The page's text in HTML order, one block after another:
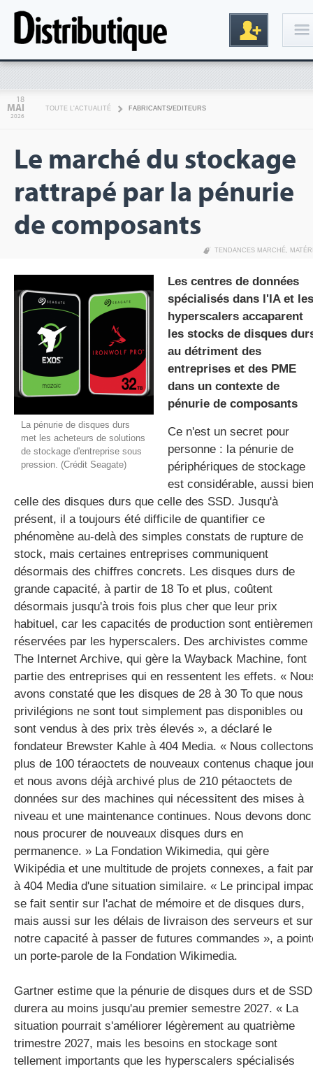
gratuite
18
MAI
2026
TOUTE L'ACTUALITÉ FABRICANTS/EDITEURS
Le marché du stockage
rattrapé par la pénurie
de composants
TENDANCES MARCHÉ,
La pénurie de disques durs
met les acheteurs de solutions
de stockage d'entreprise sous
pression. (Crédit Seagate)
Les centres de données
spécialisés dans l'IA et les
hyperscalers accaparent
les stocks de disques
au détriment des
entreprises et des PME
dans un contexte de
pénurie de composants
Ce n'est un secret pour
personne : la pénurie de
périphériques de stockage
est considérable, aussi bien
celle des disques durs que celle des SSD. Jusqu'à
présent, il a toujours été difficile de quantifier ce
phénomène au-delà des simples constats de rupture de
stock, mais certaines entreprises communiquent
désormais des chiffres concrets. Les disques durs de
grande capacité, à partir de 18 To et plus, coûtent
désormais jusqu'à trois fois plus cher que leur prix
habituel, car les capacités de production sont
réservées par les hyperscalers. Des archivistes comme
The Internet Archive, qui gère la Wayback Machine, font
partie des entreprises qui en ressentent les effets. «
avons constaté que les disques de 28 à 30 To que nous
privilégions ne sont tout simplement pas disponibles ou
sont vendus à des prix très élevés », a déclaré le
fondateur Brewster Kahle à 404 Media. « Nous collectons
plus de 100 téraoctets de nouveaux contenus chaque
et nous avons déjà archivé plus de 210 pétaoctets de
données sur des machines qui nécessitent des mises à
niveau et une maintenance continues. Nous devons donc
nous procurer de nouveaux disques durs en
permanence. » La Fondation Wikimedia, qui gère
Wikipédia et une multitude de projets connexes, a fait
à 404 Media d'une situation similaire. « Le principal
se fait sentir sur l'achat de mémoire et de disques durs,
mais aussi sur les délais de livraison des serveurs et sur
notre capacité à passer de futures commandes », a
un porte-parole de la Fondation Wikimedia.
Gartner estime que la pénurie de disques durs et de SSD
durera au moins jusqu'au premier semestre 2027. « La
situation pourrait s'améliorer légèrement au quatrième
trimestre 2027, mais les besoins en stockage sont
tellement importants que les hyperscalers spécialisés